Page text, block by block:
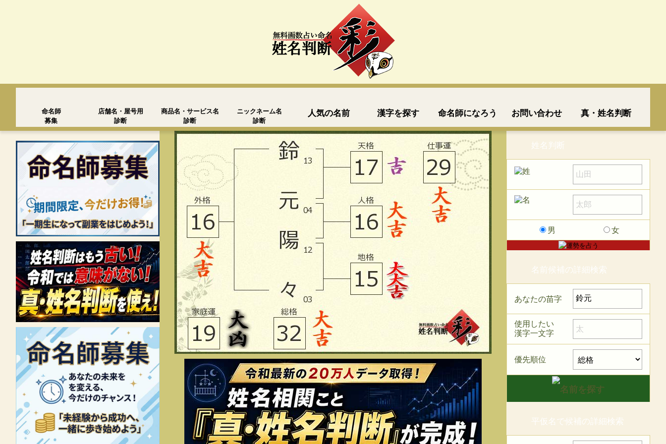
命名師
募集
店舗名・屋号用
診断
商品名・サービス名
診断
ニックネーム名
診断
人気の名前 漢字を探す 命名師になろう お問い合わせ 真・姓名判断
姓名判断
男 女
名前候補の詳細検索
あなたの苗字
使用したい
漢字一文字
優先順位
平仮名で候補の詳細検索